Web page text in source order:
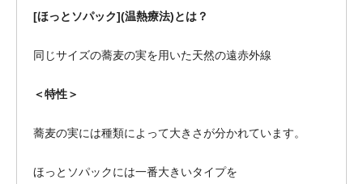
[ほっとソパック](温熱療法)とは？
同じサイズの蕎麦の実を用いた天然の遠赤外線
＜特性＞
蕎麦の実には種類によって大きさが分かれています。
ほっとソパックには一番大きいタイプを